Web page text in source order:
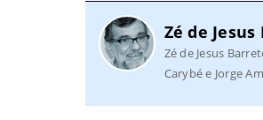
Zé de
Zé de Jesus
Carybé e Jorge